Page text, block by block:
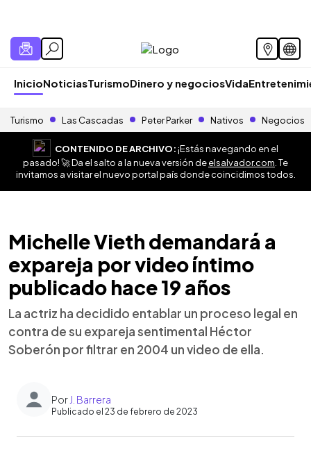
InicioNoticiasTurismoDinero y negociosVida
Turismo Las Cascadas Peter Parker Nativos Negocios
CONTENIDO DE ARCHIVO:¡Estás navegando en el
pasado! 🚀 Da el salto a la nueva versión deelsalvador.com . Te
invitamos a visitar el nuevo portal país donde coincidimos todos.
Michelle Vieth demandará a
expareja por video íntimo
publicado hace 19 años
La actriz ha decidido entablar un proceso legal en
contra de su expareja sentimental Héctor
Soberón por filtrar en 2004 un video de ella.
Por J. Barrera
Publicado el 23 de febrero de 2023